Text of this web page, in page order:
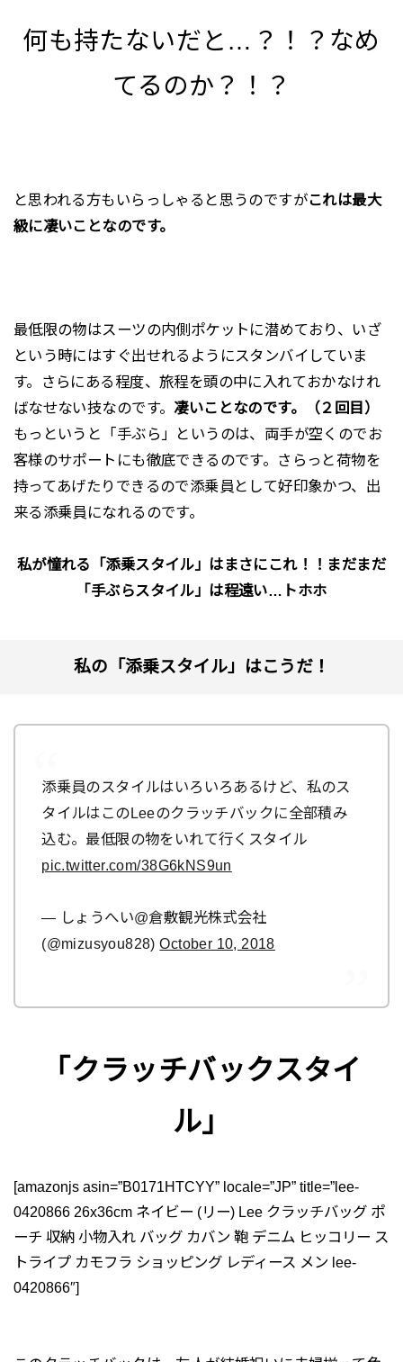
何も持たないだと…？！？なめ
てるのか？！？
と思われる方もいらっしゃると思うのですがこれは最大
級に凄いことなのです。
最低限の物はスーツの内側ポケットに潜めており、いざ
という時にはすぐ出せれるようにスタンバイしていま
す。さらにある程度、旅程を頭の中に入れておかなけれ
ばなせない技なのです。凄いことなのです。（２回目）
もっというと「手ぶら」というのは、両手が空くのでお
客様のサポートにも徹底できるのです。さらっと荷物を
持ってあげたりできるので添乗員として好印象かつ、出
来る添乗員になれるのです。
私が憧れる「添乗スタイル」はまさにこれ！！まだまだ
「手ぶらスタイル」は程遠い…トホホ
私の「添乗スタイル」はこうだ！
添乗員のスタイルはいろいろあるけど、私のス
タイルはこのLeeのクラッチバックに全部積み
込む。最低限の物をいれて行くスタイル
pic.twitter.com/38G6kNS9un
— しょうへい@倉敷観光株式会社
(@mizusyou828)October 10, 2018
「クラッチバックスタイ
ル」
[amazonjs asin=”B0171HTCYY” locale=”JP” title=”lee-
0420866 26x36cm ネイビー (リー) Lee クラッチバッグ ポ
ーチ 収納 小物入れ バッグ カバン 鞄 デニム ヒッコリー ス
トライプ カモフラ ショッピング レディース メン lee-
0420866″]